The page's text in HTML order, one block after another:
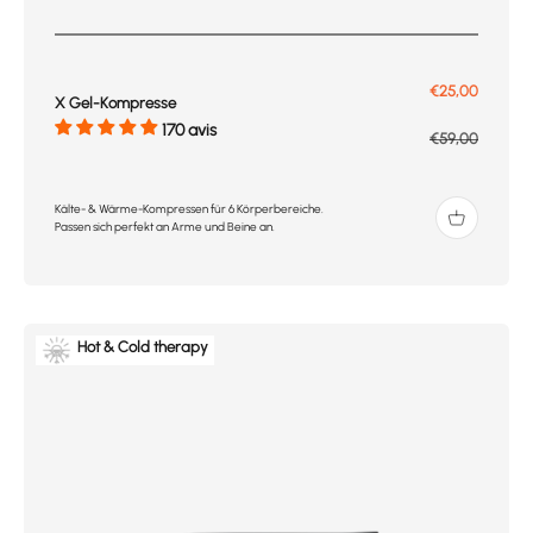
X Gel-Kompresse
170 avis
Prix de vente
€25,00
Prix normal
€59,00
Kälte- & Wärme-Kompressen für 6 Körperbereiche.
Passen sich perfekt an Arme und Beine an.
Hot & Cold therapy